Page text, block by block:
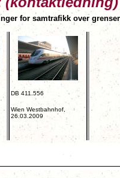
for samtrafikk over
DB 411.556
Wien Westbahnhof,
26.03.2009